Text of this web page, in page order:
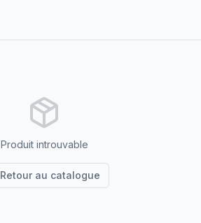
Produit introuvable
Retour au catalogue